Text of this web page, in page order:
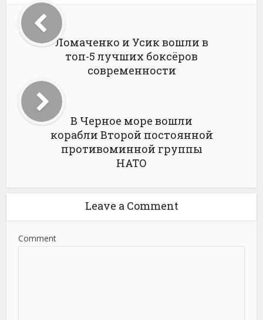
Ломаченко и Усик вошли в
топ-5 лучших боксёров
современности
В Черное море вошли
корабли Второй постоянной
противоминной группы
НАТО
Leave a Comment
Comment